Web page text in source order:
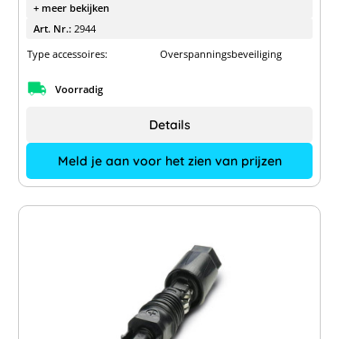
+ meer bekijken
Art. Nr.: 2944
Type accessoires:
Overspanningsbeveiliging
Voorradig
Meld je aan voor het zien van prijzen
Details